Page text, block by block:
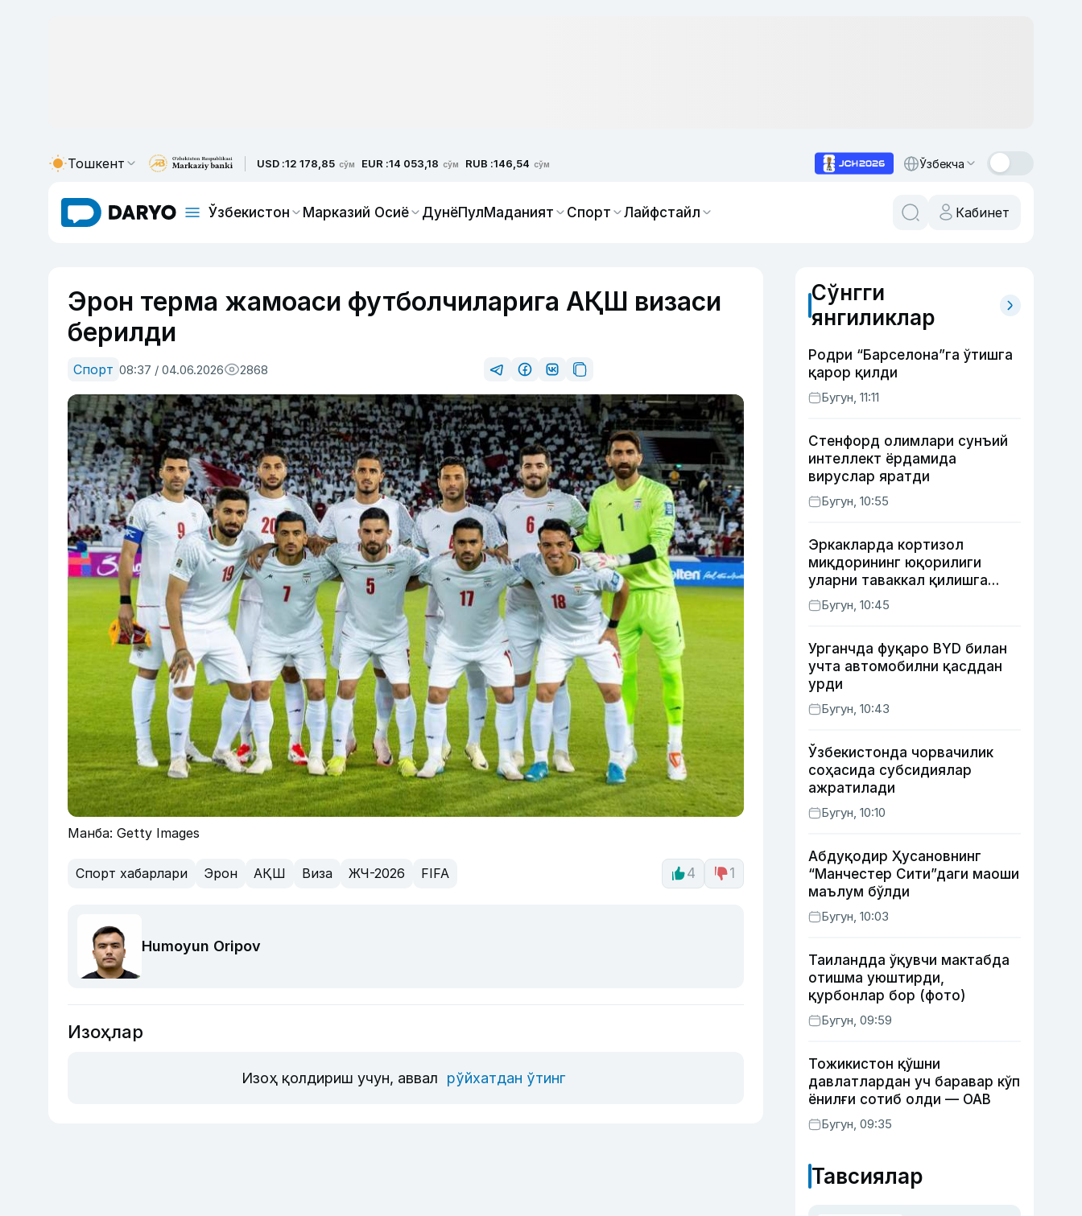
Тошкент USD :12 178,85 сўм EUR :14 053,18 сўм RUB :146,54 сўм Ўзбекча
Ўзбекистон Марказий Осиё ДунёПулМаданият Спорт Лайфстайл Кабинет
Эрон терма жамоаси футболчиларига АҚШ визаси
берилди
Спорт 08:37 / 04.06.2026 2868
Манба: Getty Images
Спорт хабарлари Эрон АҚШ Виза ЖЧ-2026 FIFA 4 1
Humoyun Oripov
Изоҳлар
Изоҳ қолдириш учун, аввал рўйхатдан ўтинг
Сўнгги
янгиликлар
Родри “Барселона”га ўтишга
қарор қилди
Бугун, 11:11
Стенфорд олимлари сунъий
интеллект ёрдамида
вируслар яратди
Бугун, 10:55
Эркакларда кортизол
миқдорининг юқорилиги
уларни таваккал қилишга
Бугун, 10:45
Урганчда фуқаро BYD билан
учта автомобилни қасддан
урди
Бугун, 10:43
Ўзбекистонда чорвачилик
соҳасида субсидиялар
ажратилади
Бугун, 10:10
Абдуқодир Ҳусановнинг
“Манчестер Сити”даги маоши
маълум бўлди
Бугун, 10:03
Таиландда ўқувчи мактабда
отишма уюштирди,
қурбонлар бор (фото)
Бугун, 09:59
Тожикистон қўшни
давлатлардан уч баравар кўп
ёнилғи сотиб олди — ОАВ
Бугун, 09:35
Тавсиялар